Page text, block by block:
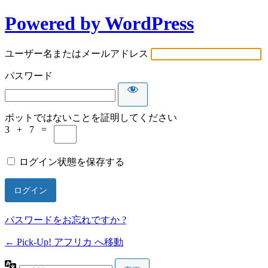
ロ
グ
イ
ン
Powered by WordPress
ユーザー名またはメールアドレス
パスワード
ボットではないことを証明してください
3 + 7 =
ログイン状態を保存する
パスワードをお忘れですか ?
← Pick-Up! アフリカ へ移動
言